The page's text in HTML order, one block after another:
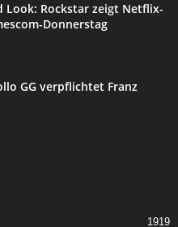
Look: Rockstar zeigt Netflix-
Donnerstag
GG verpflichtet Franz
1919